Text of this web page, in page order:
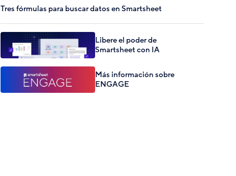
Tres fórmulas para buscar datos en Smartsheet
Libere el poder de
Smartsheet con IA
Más información sobre
ENGAGE